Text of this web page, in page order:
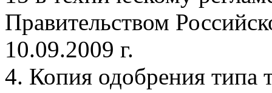
Правительством
10.09.2009 г.
4. Копия одобрения типа